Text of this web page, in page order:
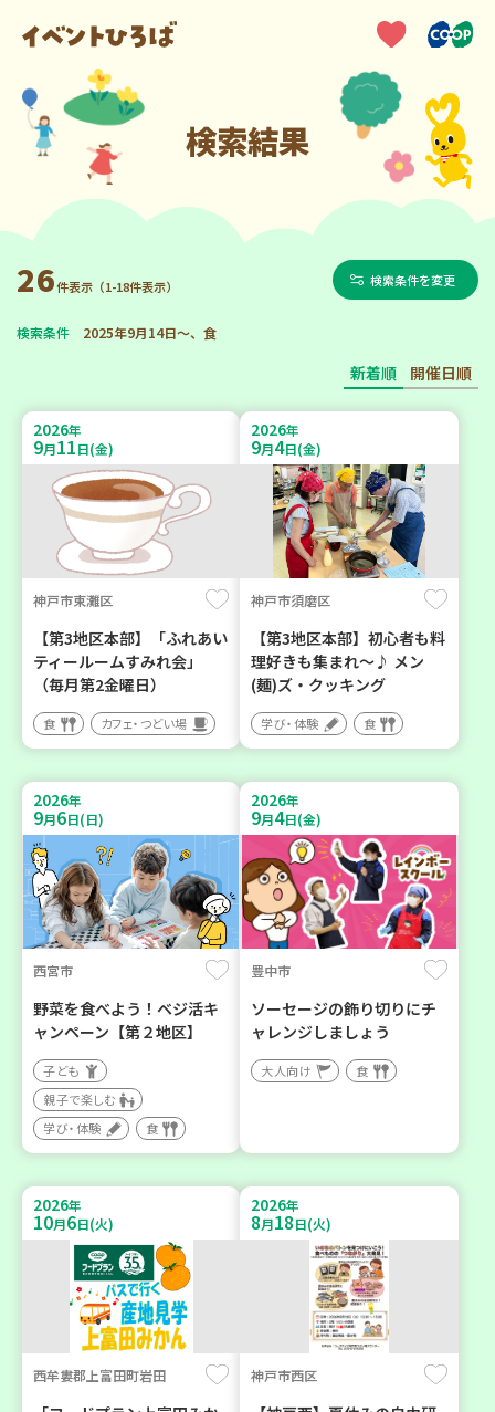
検索結果
26件表示（1-18件表示） 検索条件を変更
検索条件 2025年9月14日～、食
新着順 開催日順
2026年
9月11日(金)
神戸市東灘区
【第3地区本部】「ふれあい
ティールームすみれ会」
（毎月第2金曜日）
食 カフェ・つどい場
2026年
9月4日(金)
神戸市須磨区
【第3地区本部】初心者も料
理好きも集まれ～♪ メン
(麺)ズ・クッキング
学び・体験 食
2026年
9月6日(日)
西宮市
野菜を食べよう！ベジ活キ
ャンペーン【第２地区】
子ども
親子で楽しむ
学び・体験
食
2026年
9月4日(金)
豊中市
ソーセージの飾り切りにチ
ャレンジしましょう
大人向け 食
2026年
10月6日(火)
西牟婁郡上富田町岩田
2026年
8月18日(火)
神戸市西区